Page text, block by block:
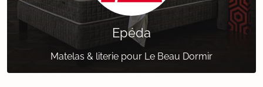
Epéda
Matelas & literie pour Le Beau Dormir